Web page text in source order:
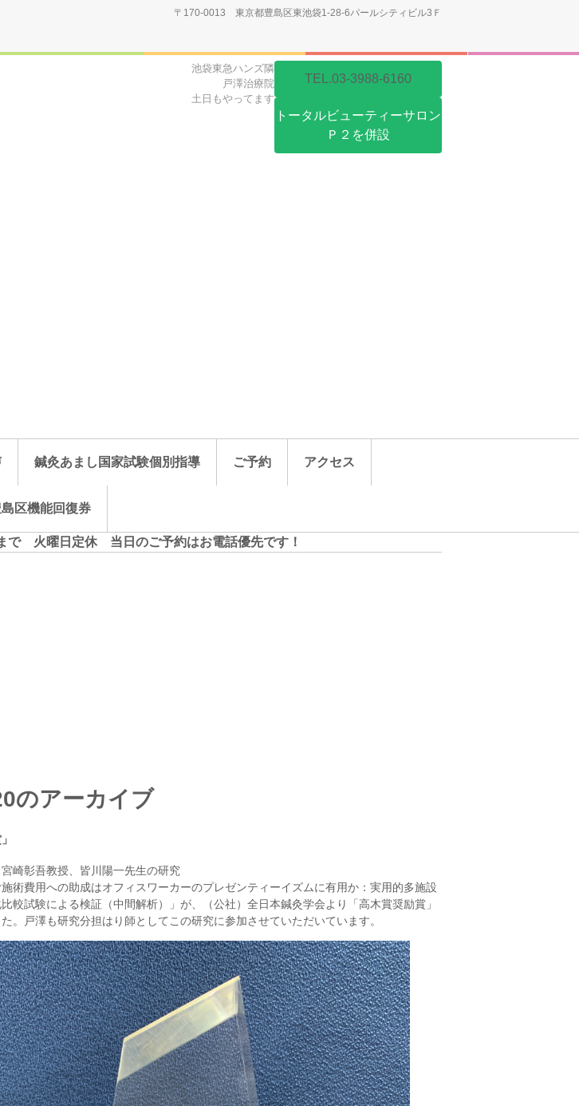
TEL.03-3988-6160
トータルビューティーサロン
Ｐ２を併設
池袋東急ハンズ隣
戸澤治療院
土日もやってます
〒170-0013 東京都豊島区東池袋1-28-6パールシティビル3Ｆ
鍼灸あまし国家試験個別指導 ご予約 アクセス
島区機能回復券
で 火曜日定休 当日のご予約はお電話優先です！
のアーカイブ
崎彰吾教授、皆川陽一先生の研究
施術費用への助成はオフィスワーカーのプレゼンティーイズムに有用か：実用的多施設
較試験による検証（中間解析）」が、（公社）全日本鍼灸学会より「高木賞奨励賞」
。戸澤も研究分担はり師としてこの研究に参加させていただいています。